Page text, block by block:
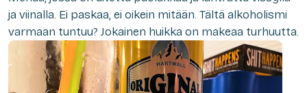
ja viinalla. Ei paskaa, ei oikein mitään. Tältä alkoholismi
varmaan tuntuu? Jokainen huikka on makeaa turhuutta.